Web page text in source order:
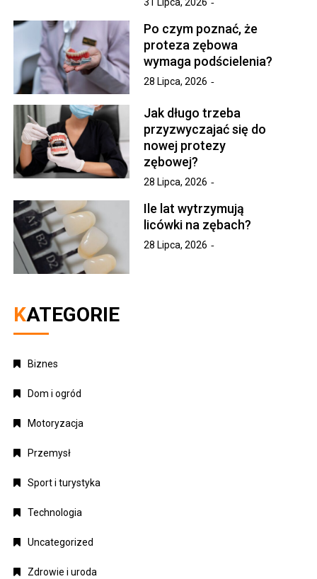
Po czym poznać, że
proteza zębowa
wymaga podścielenia?
28 Lipca, 2026
Jak długo trzeba
przyzwyczajać się do
nowej protezy
zębowej?
28 Lipca, 2026
Ile lat wytrzymują
licówki na zębach?
28 Lipca, 2026
KATEGORIE
Biznes
Dom i ogród
Motoryzacja
Przemysł
Sport i turystyka
Technologia
Uncategorized
Zdrowie i uroda